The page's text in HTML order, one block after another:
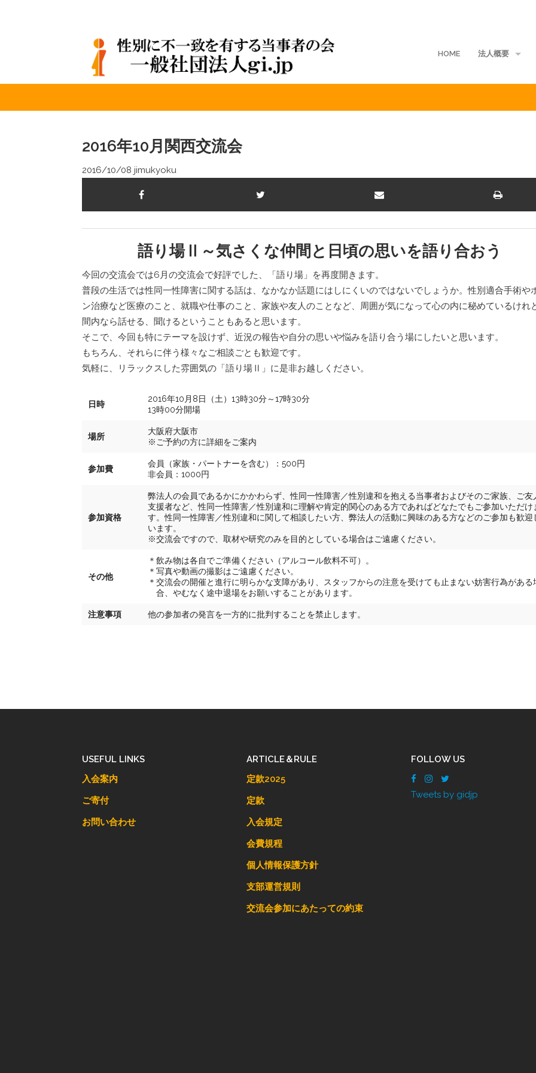
HOME 法人概要
定款
個人情報保護方針
支部運営規則
交流会参加にあ
2016年10月関西交流会
2016/10/08 jimukyoku
語り場Ⅱ～気さくな仲間と日頃の思いを語り合おう
今回の交流会では6月の交流会で好評でした、「語り場」を再度開きます。
普段の生活では性同一性障害に関する話は、なかなか話題にはしにくいのではないでしょうか。性別適合手術や
ン治療など医療のこと、就職や仕事のこと、家族や友人のことなど、周囲が気になって心の内に秘めているけれ
間内なら話せる、聞けるということもあると思います。
そこで、今回も特にテーマを設けず、近況の報告や自分の思いや悩みを語り合う場にしたいと思います。
もちろん、それらに伴う様々なご相談ごとも歓迎です。
気軽に、リラックスした雰囲気の「語り場Ⅱ」に是非お越しください。
日時
2016年10月8日（土）13時30分～17時30分
13時00分開場
場所
大阪府大阪市
※ご予約の方に詳細をご案内
参加費
会員（家族・パートナーを含む）：500円
非会員：1000円
参加資格
弊法人の会員であるかにかかわらず、性同一性障害／性別違和を抱える当事者およびそのご家族、ご友
支援者など、性同一性障害／性別違和に理解や肯定的関心のある方であればどなたでもご参加いただけ
す。性同一性障害／性別違和に関して相談したい方、弊法人の活動に興味のある方などのご参加も歓迎
います。
※交流会ですので、取材や研究のみを目的としている場合はご遠慮ください。
その他
＊飲み物は各自でご準備ください（アルコール飲料不可）。
＊写真や動画の撮影はご遠慮ください。
＊交流会の開催と進行に明らかな支障があり、スタッフからの注意を受けても止まない妨害行為がある
合、やむなく途中退場をお願いすることがあります。
注意事項 他の参加者の発言を一方的に批判することを禁止します。
USEFUL LINKS
入会案内
ご寄付
お問い合わせ
ARTICLE＆RULE
定款2025
定款
入会規定
会費規程
個人情報保護方針
支部運営規則
交流会参加にあたっての約束
FOLLOW US
Tweets by gidjp